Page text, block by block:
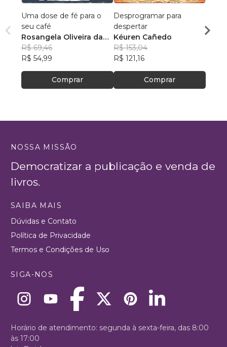
Uma dose de fé para o
seu café
Rosangela Oliveira da
Silva
R$ 69,46
R$ 54,99
Comprar
Desprogramar para
despertar
Kéuren Cañedo
R$ 153,04
R$ 121,16
Comprar
R$
NOSSA MISSÃO
Democratizar a publicação e venda de
livros.
SAIBA MAIS
Dúvidas e Contato
Política de Privacidade
Termos e Condições de Uso
SIGA-NOS
Horário de atendimento: segunda à sexta-feira, das 8:00
às 17:00